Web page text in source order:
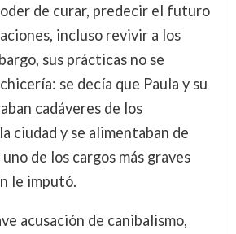
de curar, predecir el futuro
incluso revivir a los
sus prácticas no se
se decía que Paula y su
cadáveres de los
ciudad y se alimentaban de
de los cargos más graves
le imputó.
acusación de canibalismo,